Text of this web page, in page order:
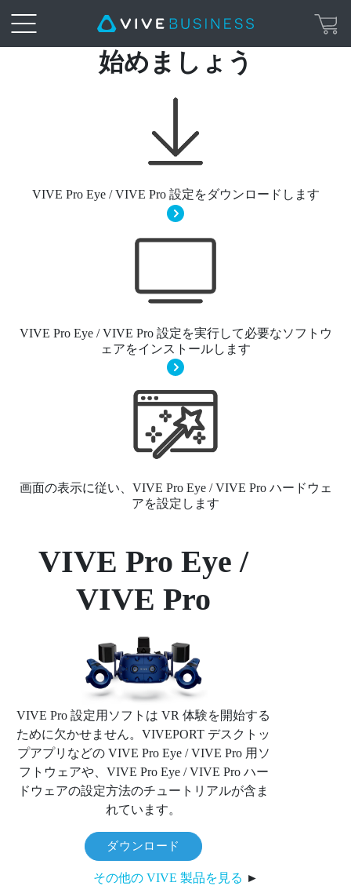
日
始めましょう
VIVE Pro Eye / VIVE Pro 設定をダウンロードします
VIVE Pro Eye / VIVE Pro 設定を実行して必要なソフトウ
ェアをインストールします
画面の表示に従い、VIVE Pro Eye / VIVE Pro ハードウェ
アを設定します
VIVE Pro Eye /
VIVE Pro
VIVE Pro 設定用ソフトは VR 体験を開始する
ために欠かせません。VIVEPORT デスクトッ
プアプリなどの VIVE Pro Eye / VIVE Pro 用ソ
フトウェアや、VIVE Pro Eye / VIVE Pro ハー
ドウェアの設定方法のチュートリアルが含ま
れています。
ダウンロード
その他の VIVE 製品を見る ►